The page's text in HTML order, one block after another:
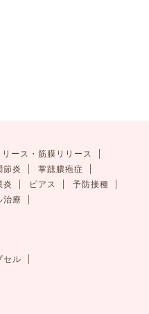
ース・筋膜リリース
節炎
掌蹠膿疱症
炎 ピアス
予防接種
治療
セル